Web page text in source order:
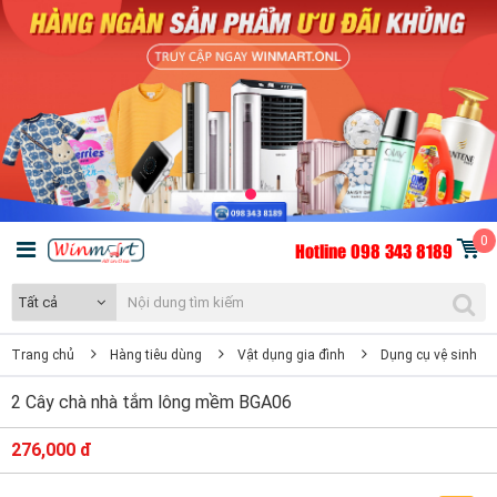
Hotline 098 343 8189 0
Tất cả
Trang chủ Hàng tiêu dùng Vật dụng gia đình Dụng cụ vệ sinh
2 Cây chà nhà tắm lông mềm BGA06
276,000 đ